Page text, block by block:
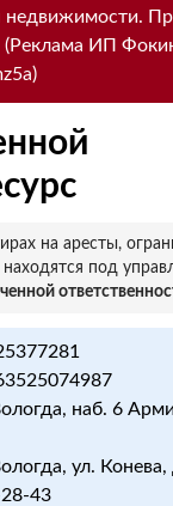
(Реклама ИП
на аресты,
под
наб. 6
ул.
43